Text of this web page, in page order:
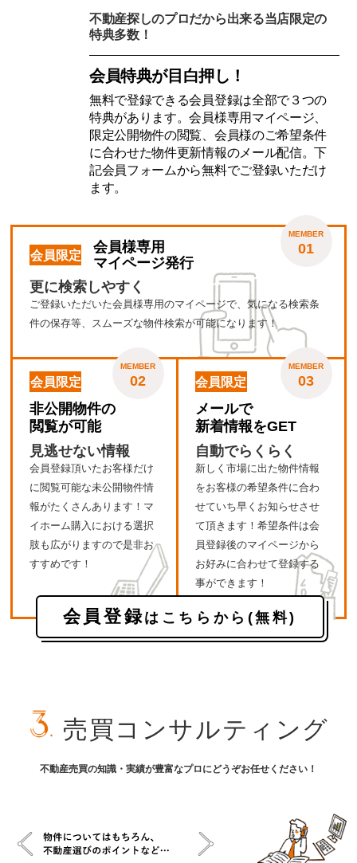
不動産探しのプロだから出来る当店限定の
特典多数！
会員特典が目白押し！
無料で登録できる会員登録は全部で３つの
特典があります。会員様専用マイページ、
限定公開物件の閲覧、会員様のご希望条件
に合わせた物件更新情報のメール配信。下
記会員フォームから無料でご登録いただけ
ます。
MEMBER
01
会員限定
会員様専用
マイページ発行
更に検索しやすく
ご登録いただいた会員様専用のマイページで、気になる検索条
件の保存等、スムーズな物件検索が可能になります！
MEMBER
02
会員限定
非公開物件の
閲覧が可能
見逃せない情報
会員登録頂いたお客様だけ
に閲覧可能な未公開物件情
報がたくさんあります！マ
イホーム購入における選択
肢も広がりますので是非お
すすめです！
MEMBER
03
会員限定
メールで
新着情報をGET
自動でらくらく
新しく市場に出た物件情報
をお客様の希望条件に合わ
せていち早くお知らせさせ
て頂きます！希望条件は会
員登録後のマイページから
お好みに合わせて登録する
事ができます！
会員登録はこちらから(無料)
売買コンサルティング
不動産売買の知識・実績が豊富なプロにどうぞお任せください！